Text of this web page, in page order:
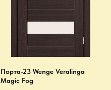
Порта-23 Wenge Veralinga
Magic Fog